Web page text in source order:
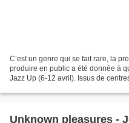
C’est un genre qui se fait rare, la
produire en public a été donnée à
Jazz Up (6-12 avril). Issus de
Unknown pleasures -